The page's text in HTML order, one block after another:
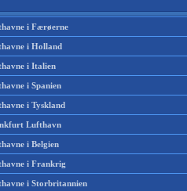
i Færøerne
i Holland
i Italien
i Spanien
i Tyskland
Lufthavn
i Belgien
i Frankrig
i Storbritannien